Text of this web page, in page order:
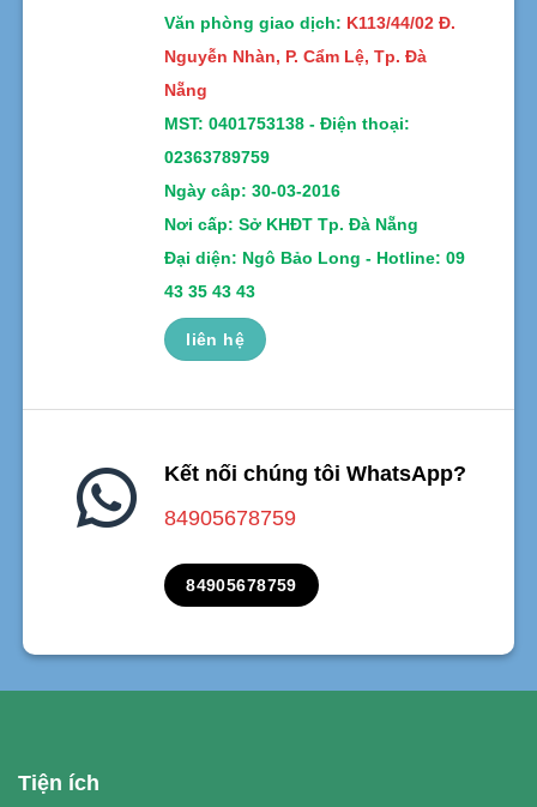
Văn phòng giao dịch: K113/44/02 Đ.
Nguyễn Nhàn, P. Cẩm Lệ, Tp. Đà
Nẵng
MST: 0401753138 - Điện thoại:
02363789759
Ngày câp: 30-03-2016
Nơi cấp: Sở KHĐT Tp. Đà Nẵng
Đại diện: Ngô Bảo Long - Hotline: 09
43 35 43 43
liên hệ
Kết nối chúng tôi WhatsApp?
84905678759
84905678759
Tiện ích